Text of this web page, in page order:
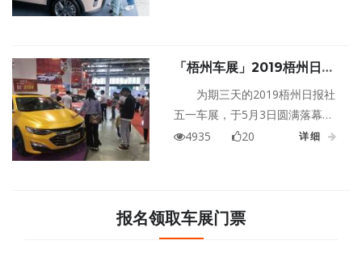
源汽车展、多种车型试驾，多种
消费业态相结合的大型新能源汽
车主题展会。
「梧州车展」2019梧州日报
社五一车展圆满落幕，究竟它
有什么魅力？
为期三天的2019梧州日报社
五一车展，于5月3日圆满落幕。
期间，23个品牌为消费者带来了
也让正处于“寒冬”中的梧州车市有
了一些暖意。
4935 20 详细
报名领取车展门票